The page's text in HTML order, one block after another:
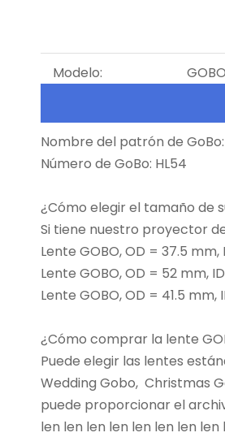
Modelo:
Nombre del patrón de
Número de GoBo: HL54
¿Cómo elegir el tamaño de
Si tiene nuestro proyector
Lente GOBO, OD = 37.5
Lente GOBO, OD = 52 mm,
Lente GOBO, OD = 41.5
¿Cómo comprar la lente
Puede elegir las lentes
Wedding Gobo, Christmas
puede proporcionar el
len len len len len len len